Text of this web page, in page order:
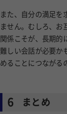
また、自分の満足を
ません。むしろ、お
関係こそが、長期的
難しい会話が必要か
めることにつながる
6 まとめ